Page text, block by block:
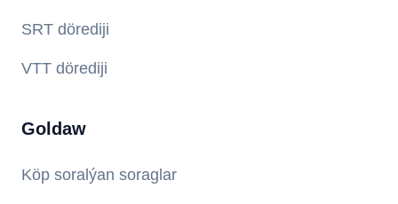
SRT dörediji
VTT dörediji
Goldaw
Köp soralýan soraglar